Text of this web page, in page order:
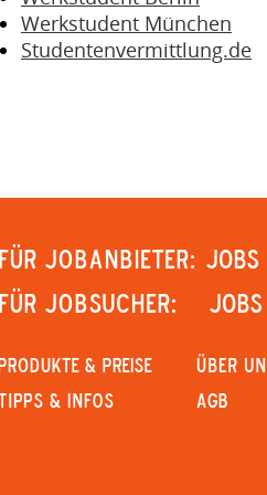
Werkstudent München
Studentenvermittlung.de
Für Jobanbieter: JOBS
Für Jobsucher:
& PREISE
& Infos
Über
AGB